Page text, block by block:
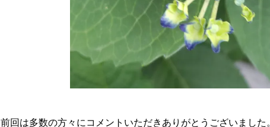
前回は多数の方々にコメントいただきありがとうございました。